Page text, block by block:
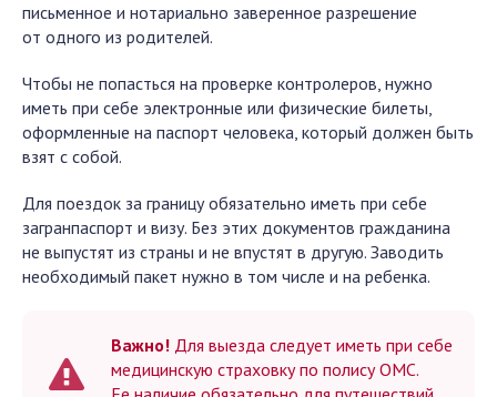
письменное и нотариально заверенное разрешение
от одного из родителей.
Чтобы не попасться на проверке контролеров, нужно
иметь при себе электронные или физические билеты,
оформленные на паспорт человека, который должен быть
взят с собой.
Для поездок за границу обязательно иметь при себе
загранпаспорт и визу. Без этих документов гражданина
не выпустят из страны и не впустят в другую. Заводить
необходимый пакет нужно в том числе и на ребенка.
Важно! Для выезда следует иметь при себе
медицинскую страховку по полису ОМС.